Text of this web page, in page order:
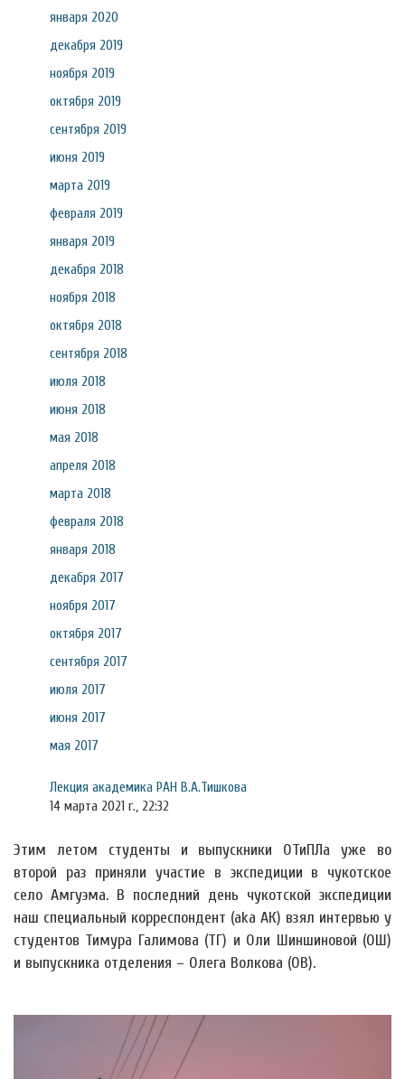
января 2020
декабря 2019
ноября 2019
октября 2019
сентября 2019
июня 2019
марта 2019
февраля 2019
января 2019
декабря 2018
ноября 2018
октября 2018
сентября 2018
июля 2018
июня 2018
мая 2018
апреля 2018
марта 2018
февраля 2018
января 2018
декабря 2017
ноября 2017
октября 2017
сентября 2017
июля 2017
июня 2017
мая 2017
Лекция академика РАН В.А.Тишкова
14 марта 2021 г., 22:32
Этим летом студенты и выпускники ОТиПЛа уже во
второй раз приняли участие в экспедиции в чукотское
село Амгуэма. В последний день чукотской экспедиции
наш специальный корреспондент (aka АК) взял интервью у
студентов Тимура Галимова (ТГ) и Оли Шиншиновой (ОШ)
и выпускника отделения – Олега Волкова (ОВ).